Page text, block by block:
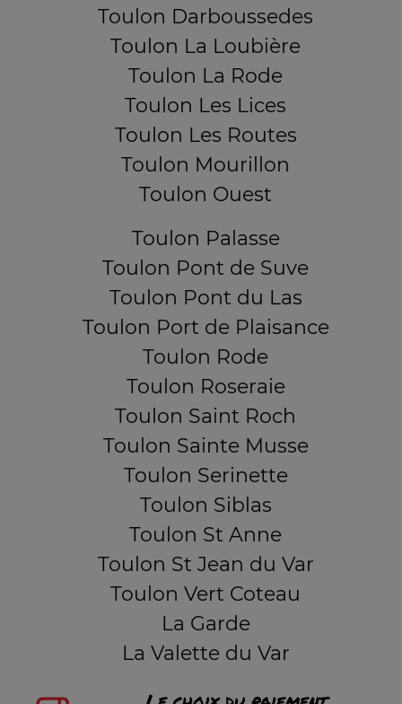
Toulon Darboussedes
Toulon La Loubière
Toulon La Rode
Toulon Les Lices
Toulon Les Routes
Toulon Mourillon
Toulon Ouest
Toulon Palasse
Toulon Pont de Suve
Toulon Pont du Las
Toulon Port de Plaisance
Toulon Rode
Toulon Roseraie
Toulon Saint Roch
Toulon Sainte Musse
Toulon Serinette
Toulon Siblas
Toulon St Anne
Toulon St Jean du Var
Toulon Vert Coteau
La Garde
La Valette du Var